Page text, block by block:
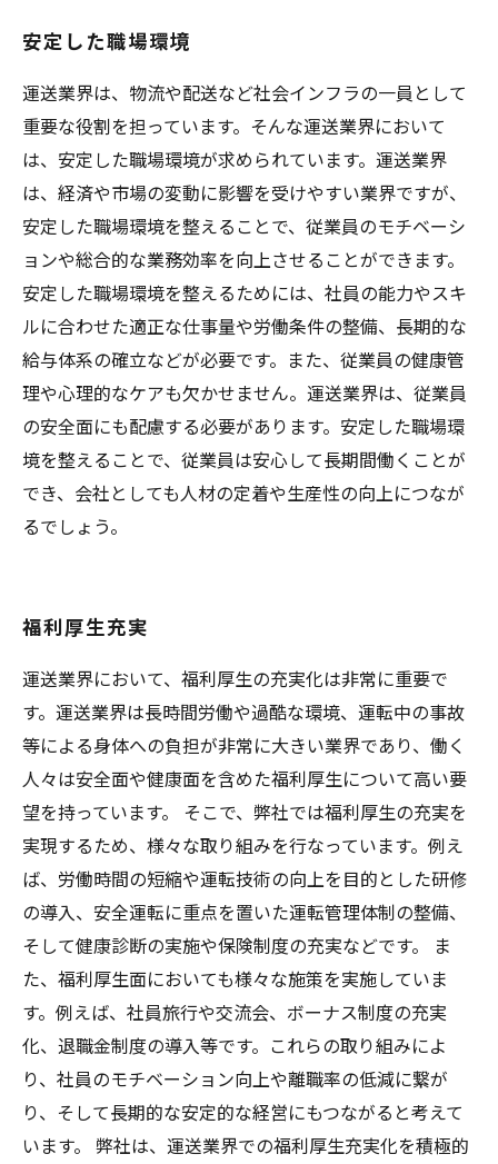
安定した職場環境
運送業界は、物流や配送など社会インフラの一員として
重要な役割を担っています。そんな運送業界において
は、安定した職場環境が求められています。運送業界
は、経済や市場の変動に影響を受けやすい業界ですが、
安定した職場環境を整えることで、従業員のモチベーシ
ョンや総合的な業務効率を向上させることができます。
安定した職場環境を整えるためには、社員の能力やスキ
ルに合わせた適正な仕事量や労働条件の整備、長期的な
給与体系の確立などが必要です。また、従業員の健康管
理や心理的なケアも欠かせません。運送業界は、従業員
の安全面にも配慮する必要があります。安定した職場環
境を整えることで、従業員は安心して長期間働くことが
でき、会社としても人材の定着や生産性の向上につなが
るでしょう。
福利厚生充実
運送業界において、福利厚生の充実化は非常に重要で
す。運送業界は長時間労働や過酷な環境、運転中の事故
等による身体への負担が非常に大きい業界であり、働く
人々は安全面や健康面を含めた福利厚生について高い要
望を持っています。 そこで、弊社では福利厚生の充実を
実現するため、様々な取り組みを行なっています。例え
ば、労働時間の短縮や運転技術の向上を目的とした研修
の導入、安全運転に重点を置いた運転管理体制の整備、
そして健康診断の実施や保険制度の充実などです。 ま
た、福利厚生面においても様々な施策を実施していま
す。例えば、社員旅行や交流会、ボーナス制度の充実
化、退職金制度の導入等です。これらの取り組みによ
り、社員のモチベーション向上や離職率の低減に繋が
り、そして長期的な安定的な経営にもつながると考えて
います。 弊社は、運送業界での福利厚生充実化を積極的